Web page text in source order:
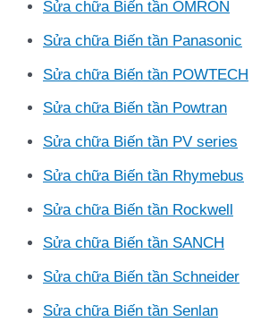
Sửa chữa Biến tần OMRON
Sửa chữa Biến tần Panasonic
Sửa chữa Biến tần POWTECH
Sửa chữa Biến tần Powtran
Sửa chữa Biến tần PV series
Sửa chữa Biến tần Rhymebus
Sửa chữa Biến tần Rockwell
Sửa chữa Biến tần SANCH
Sửa chữa Biến tần Schneider
Sửa chữa Biến tần Senlan